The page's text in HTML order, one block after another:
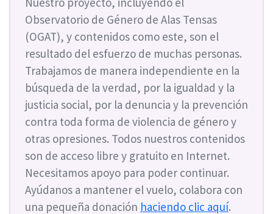
Observatorio de Género de Alas Tensas
(OGAT), y contenidos como este, son el
resultado del esfuerzo de muchas personas.
Trabajamos de manera independiente en la
búsqueda de la verdad, por la igualdad y la
justicia social, por la denuncia y la prevención
contra toda forma de violencia de género y
otras opresiones. Todos nuestros contenidos
son de acceso libre y gratuito en Internet.
Necesitamos apoyo para poder continuar.
Ayúdanos a mantener el vuelo, colabora con
una pequeña donación haciendo clic aquí.